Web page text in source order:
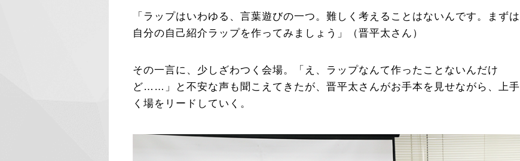
「ラップはいわゆる、言葉遊びの一つ。難しく考えることはないんです。まずは
自分の自己紹介ラップを作ってみましょう」（晋平太さん）
その一言に、少しざわつく会場。「え、ラップなんて作ったことないんだけ
ど……」と不安な声も聞こえてきたが、晋平太さんがお手本を見せながら、上手
く場をリードしていく。